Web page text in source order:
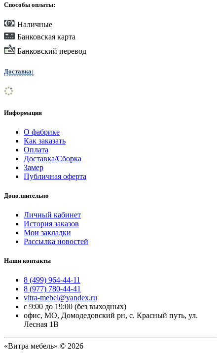
Способы оплаты:
Наличные
Банковская карта
Банковский перевод
Доставка:
Информация
О фабрике
Как заказать
Оплата
Доставка/Сборка
Замер
Публичная оферта
Дополнительно
Личный кабинет
История заказов
Мои закладки
Рассылка новостей
Наши контакты
8 (499) 964-44-11
8 (977) 780-44-41
vitra-mebel@yandex.ru
с 9:00 до 19:00 (без выходных)
офис, МО, Домодедовский рн, с. Красный путь, ул.
Лесная 1В
«Витра мебель» © 2026